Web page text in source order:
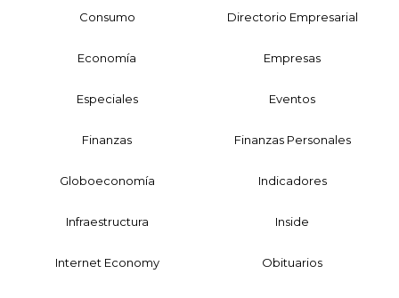
Consumo Directorio Empresarial
Economía Empresas
Especiales Eventos
Finanzas Finanzas Personales
Globoeconomía Indicadores
Infraestructura Inside
Internet Economy Obituarios